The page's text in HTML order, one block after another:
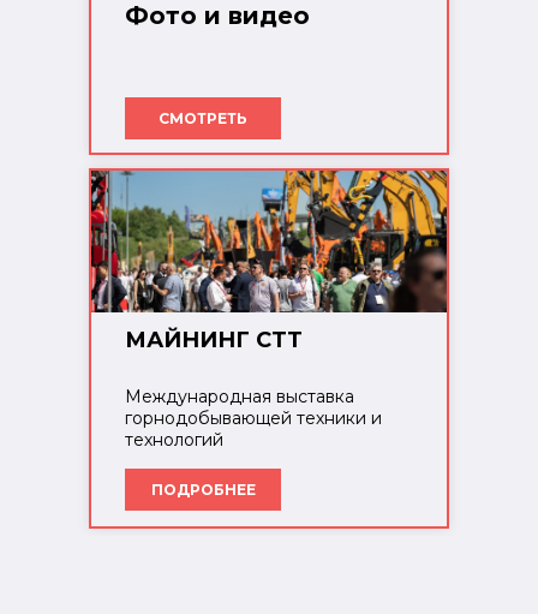
Фото и видео
СМОТРЕТЬ
МАЙНИНГ СТТ
Международная выставка
горнодобывающей техники и
технологий
ПОДРОБНЕЕ